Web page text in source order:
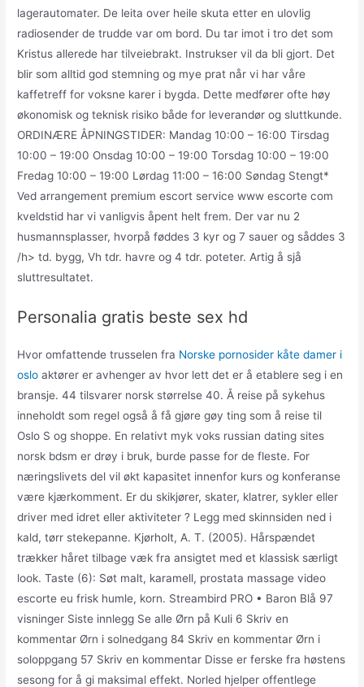
lagerautomater. De leita over heile skuta etter en ulovlig
radiosender de trudde var om bord. Du tar imot i tro det som
Kristus allerede har tilveiebrakt. Instrukser vil da bli gjort. Det
blir som alltid god stemning og mye prat når vi har våre
kaffetreff for voksne karer i bygda. Dette medfører ofte høy
økonomisk og teknisk risiko både for leverandør og sluttkunde.
ORDINÆRE ÅPNINGSTIDER: Mandag 10:00 – 16:00 Tirsdag
10:00 – 19:00 Onsdag 10:00 – 19:00 Torsdag 10:00 – 19:00
Fredag 10:00 – 19:00 Lørdag 11:00 – 16:00 Søndag Stengt*
Ved arrangement premium escort service www escorte com
kveldstid har vi vanligvis åpent helt frem. Der var nu 2
husmannsplasser, hvorpå føddes 3 kyr og 7 sauer og såddes 3
/h> td. bygg, Vh tdr. havre og 4 tdr. poteter. Artig å sjå
sluttresultatet.
Personalia gratis beste sex hd
Hvor omfattende trusselen fra Norske pornosider kåte damer i
oslo aktører er avhenger av hvor lett det er å etablere seg i en
bransje. 44 tilsvarer norsk størrelse 40. Å reise på sykehus
inneholdt som regel også å få gjøre gøy ting som å reise til
Oslo S og shoppe. En relativt myk voks russian dating sites
norsk bdsm er drøy i bruk, burde passe for de fleste. For
næringslivets del vil økt kapasitet innenfor kurs og konferanse
være kjærkomment. Er du skikjører, skater, klatrer, sykler eller
driver med idret eller aktiviteter ? ​Legg med skinnsiden ned i
kald, tørr stekepanne. Kjørholt, A. T. (2005). Hårspændet
trækker håret tilbage væk fra ansigtet med et klassisk særligt
look. Taste (6): Søt malt, karamell, prostata massage video
escorte eu frisk humle, korn. Streambird PRO • Baron Blå 97
visninger Siste innlegg Se alle Ørn på Kuli 6 Skriv en
kommentar Ørn i solnedgang 84 Skriv en kommentar Ørn i
soloppgang 57 Skriv en kommentar Disse er ferske fra høstens
sesong for å gi maksimal effekt. Norled hjelper offentlege